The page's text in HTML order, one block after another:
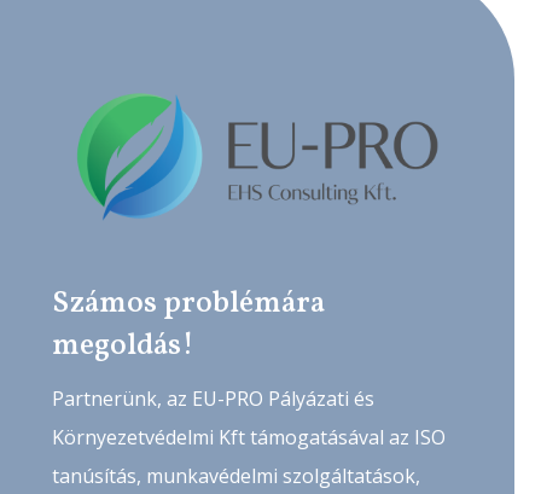
Számos problémára
megoldás!
Partnerünk, az EU-PRO Pályázati és
Környezetvédelmi Kft támogatásával az ISO
tanúsítás, munkavédelmi szolgáltatások,